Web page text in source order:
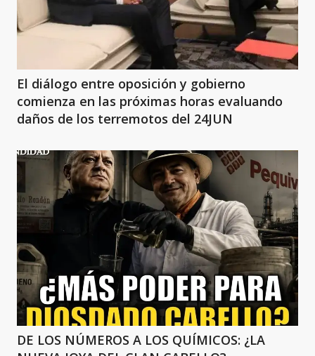
El diálogo entre oposición y gobierno
comienza en las próximas horas evaluando
daños de los terremotos del 24JUN
DE LOS NÚMEROS A LOS QUÍMICOS: ¿LA